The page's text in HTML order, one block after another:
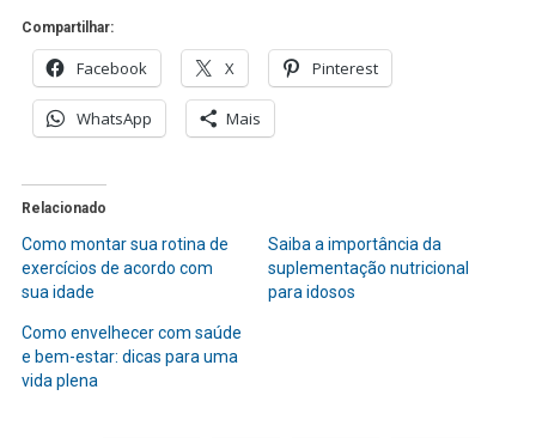
Compartilhar:
Facebook X Pinterest
WhatsApp Mais
Relacionado
Como montar sua rotina de
exercícios de acordo com
sua idade
Saiba a importância da
suplementação nutricional
para idosos
Como envelhecer com saúde
e bem-estar: dicas para uma
vida plena